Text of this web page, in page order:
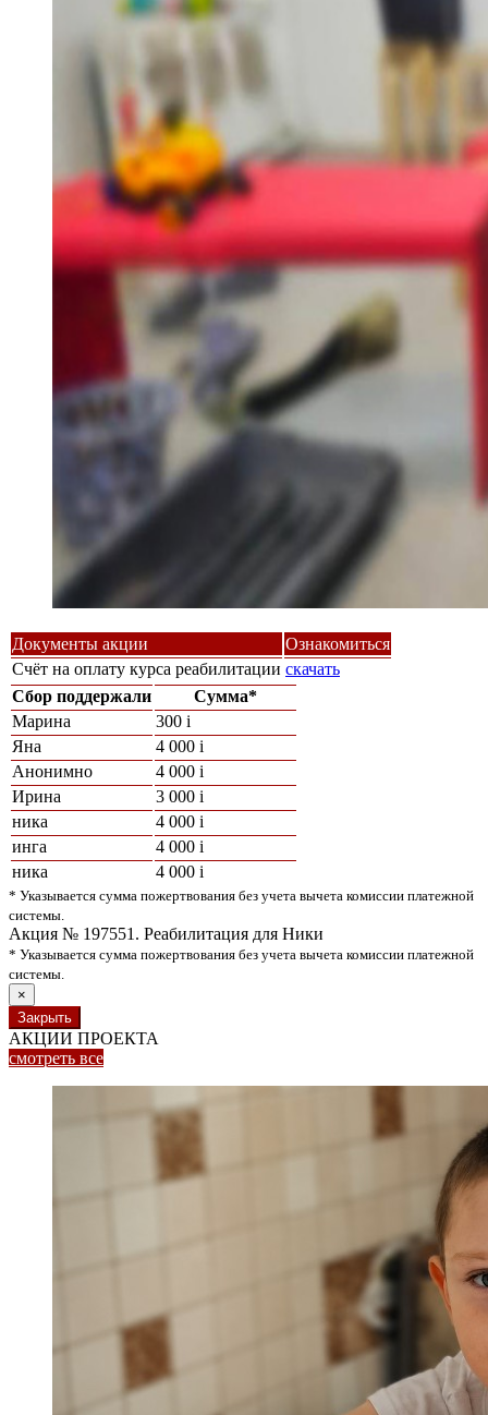
Документы акции
Ознакомиться
Счёт на оплату курса реабилитации скачать
Сбор поддержали
Сумма*
Марина
300 i
Яна
4 000 i
Анонимно
4 000 i
Ирина
3 000 i
ника
4 000 i
инга
4 000 i
ника
4 000 i
* Указывается сумма пожертвования без учета вычета комиссии платежной
системы.
Акция № 197551. Реабилитация для Ники
* Указывается сумма пожертвования без учета вычета комиссии платежной
системы.
×
Закрыть
АКЦИИ ПРОЕКТА
смотреть все